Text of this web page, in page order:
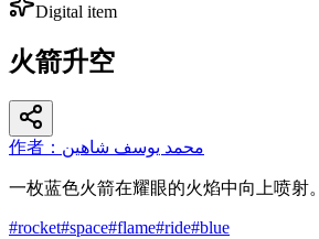
Digital item
火箭升空
作者：محمد يوسف شاهين
一枚蓝色火箭在耀眼的火焰中向上喷射。
#rocket#space#flame#ride#blue